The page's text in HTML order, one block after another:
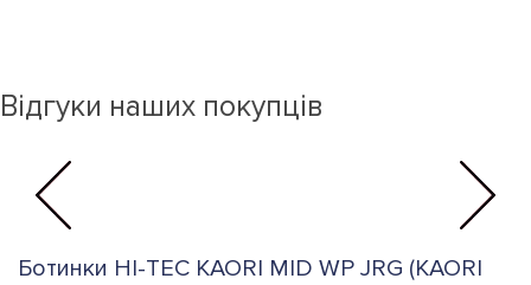
Відгуки наших покупців
Ботинки HI-TEC KAORI MID WP JRG (KAORI